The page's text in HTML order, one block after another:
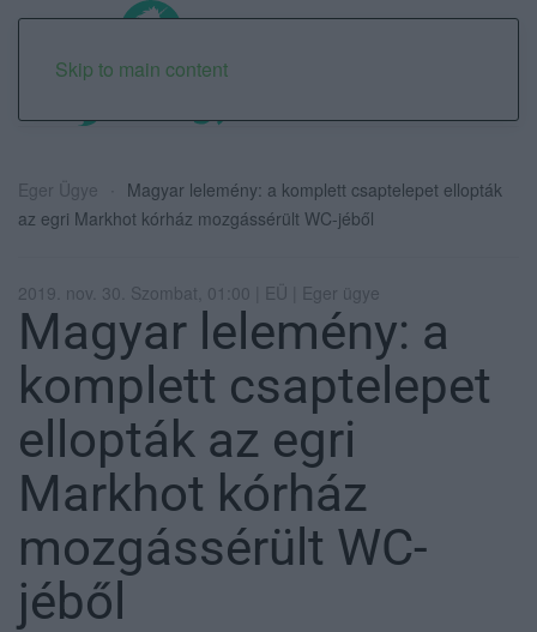
Skip to main content
Eger Ügye
Magyar lelemény: a komplett csaptelepet ellopták
az egri Markhot kórház mozgássérült WC-jéből
2019. nov. 30. Szombat, 01:00 | EÜ | Eger ügye
Magyar lelemény: a
komplett csaptelepet
ellopták az egri
Markhot kórház
mozgássérült WC-
jéből